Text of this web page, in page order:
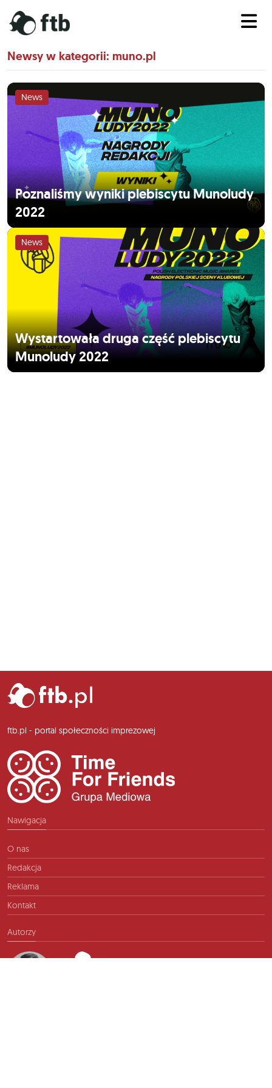
Newsy w kategorii: muno.pl
Poznaliśmy wyniki plebiscytu Munoludy
2022
News
Wystartowała druga część plebiscytu
Munoludy 2022
News
ftb.pl - portal społeczności imprezowej
Nawigacja
O nas
Redakcja
Reklama
Kontakt
Autorzy